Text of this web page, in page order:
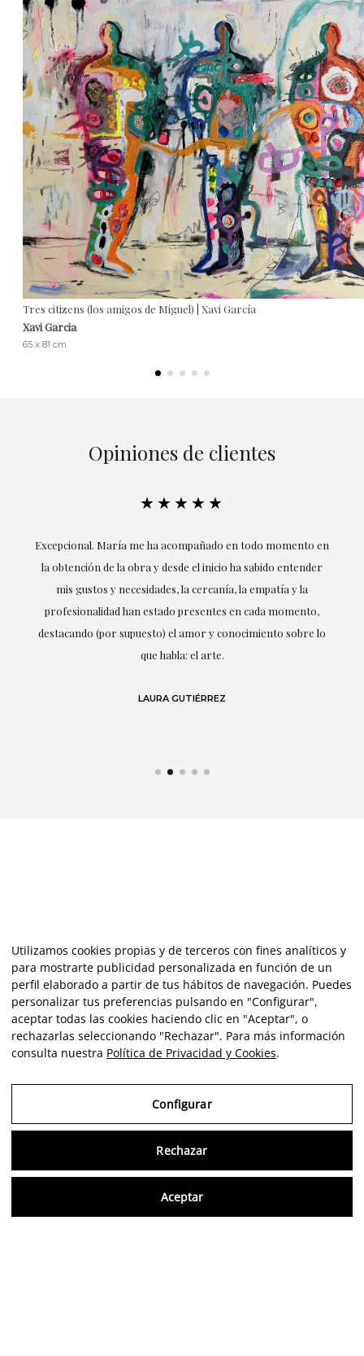
Tres citizens (los amigos de Miguel) | Xavi García
Xavi Garcia
65 x 81 cm
Opiniones de clientes
★★★★★
Excepcional. María me ha acompañado en todo momento en
la obtención de la obra y desde el inicio ha sabido entender
mis gustos y necesidades, la cercanía, la empatía y la
profesionalidad han estado presentes en cada momento,
destacando (por supuesto) el amor y conocimiento sobre lo
que habla: el arte.
LAURA GUTIÉRREZ
Utilizamos cookies propias y de terceros con fines analíticos y
para mostrarte publicidad personalizada en función de un
perfil elaborado a partir de tus hábitos de navegación. Puedes
personalizar tus preferencias pulsando en "Configurar",
aceptar todas las cookies haciendo clic en "Aceptar", o
rechazarlas seleccionando "Rechazar". Para más información
consulta nuestra Política de Privacidad y Cookies.
Configurar
Rechazar
Aceptar